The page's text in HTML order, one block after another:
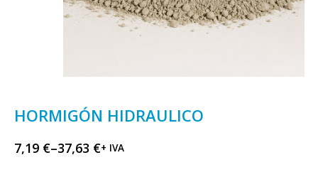
HORMIGÓN HIDRAULICO
7,19 €–37,63 €+ IVA